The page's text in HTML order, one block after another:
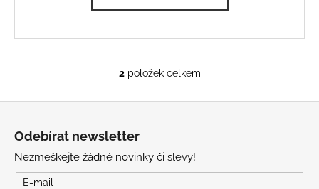
O
a
c
2položek celkem
Odebírat newsletter
Nezmeškejte žádné novinky či slevy!
E-mail